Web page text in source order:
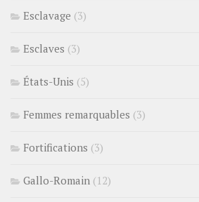
Esclavage (3)
Esclaves (3)
États-Unis (5)
Femmes remarquables (3)
Fortifications (3)
Gallo-Romain (12)